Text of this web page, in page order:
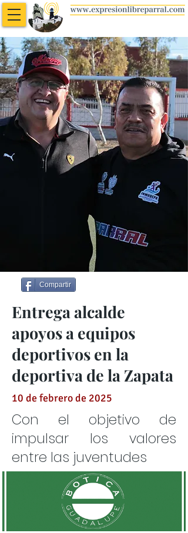
Compartir
Entrega alcalde
apoyos a equipos
deportivos en la
deportiva de la Zapata
10 de febrero de 2025
Con el objetivo de
impulsar los valores
entre las juventudes